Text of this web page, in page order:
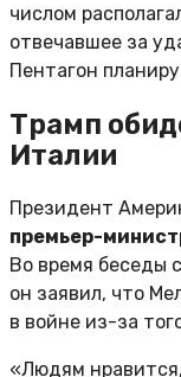
числом
отвечавшее за
Пентагон
Трамп
Италии
Президент
премьер-
Во время беседы
он заявил, что
в войне из-за
«Людям